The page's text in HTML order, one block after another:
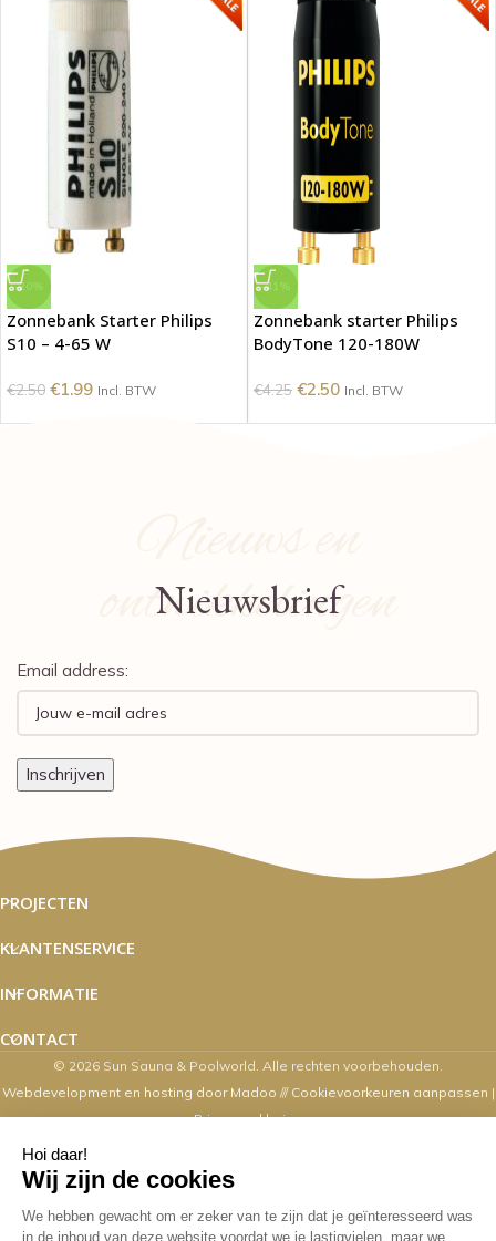
-20%
Zonnebank Starter Philips
S10 – 4-65 W
€2.50 €1.99 Incl. BTW
-41%
Zonnebank starter Philips
BodyTone 120-180W
€4.25 €2.50 Incl. BTW
Nieuws en
ontwikkelingen
Nieuwsbrief
Email address:
PROJECTEN
KLANTENSERVICE
INFORMATIE
CONTACT
© 2026 Sun Sauna & Poolworld. Alle rechten voorbehouden.
Webdevelopment en hosting door Madoo /// Cookievoorkeuren aanpassen |
Privacyverklaring
Zaterdag's zijn wij van 10.00 t/m 16.00
uur geopend